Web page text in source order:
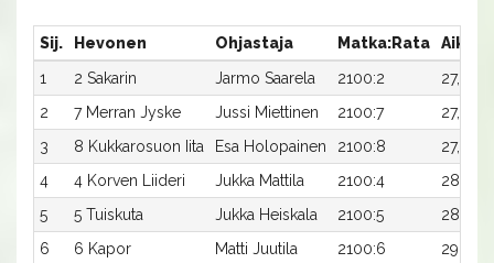
Sij. Hevonen Ohjastaja Matka:Rata
Aika
1
2 Sakarin Jarmo Saarela 2100:2
27,4a
2
7 Merran Jyske Jussi Miettinen 2100:7
27,6ax
3
8 Kukkarosuon Iita Esa Holopainen 2100:8
27,8a
4
4 Korven Liideri Jukka Mattila 2100:4
28,4ax
5
5 Tuiskuta Jukka Heiskala 2100:5
28,7ax
6
6 Kapor Matti Juutila 2100:6
29,0a